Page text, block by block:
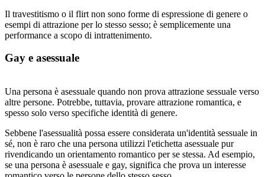
Il travestitismo o il flirt non sono forme di espressione di genere o
esempi di attrazione per lo stesso sesso; è semplicemente una
performance a scopo di intrattenimento.
Gay e asessuale
Una persona è asessuale quando non prova attrazione sessuale verso
altre persone. Potrebbe, tuttavia, provare attrazione romantica, e
spesso solo verso specifiche identità di genere.
Sebbene l'asessualità possa essere considerata un'identità sessuale in
sé, non è raro che una persona utilizzi l'etichetta asessuale pur
rivendicando un orientamento romantico per se stessa. Ad esempio,
se una persona è asessuale e gay, significa che prova un interesse